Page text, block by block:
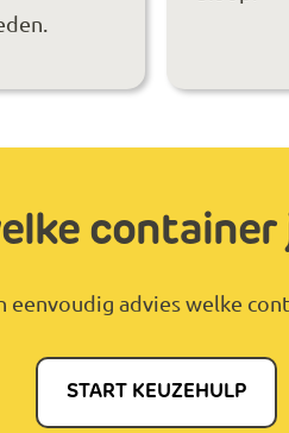
container
eenvoudig advies welke
START KEUZEHULP